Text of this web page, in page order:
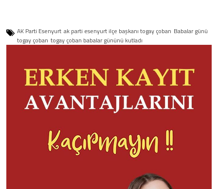
AK Parti Esenyurt ak parti esenyurt ilçe başkanı togay çoban Babalar günü
togay çoban togay çoban babalar gününü kutladı